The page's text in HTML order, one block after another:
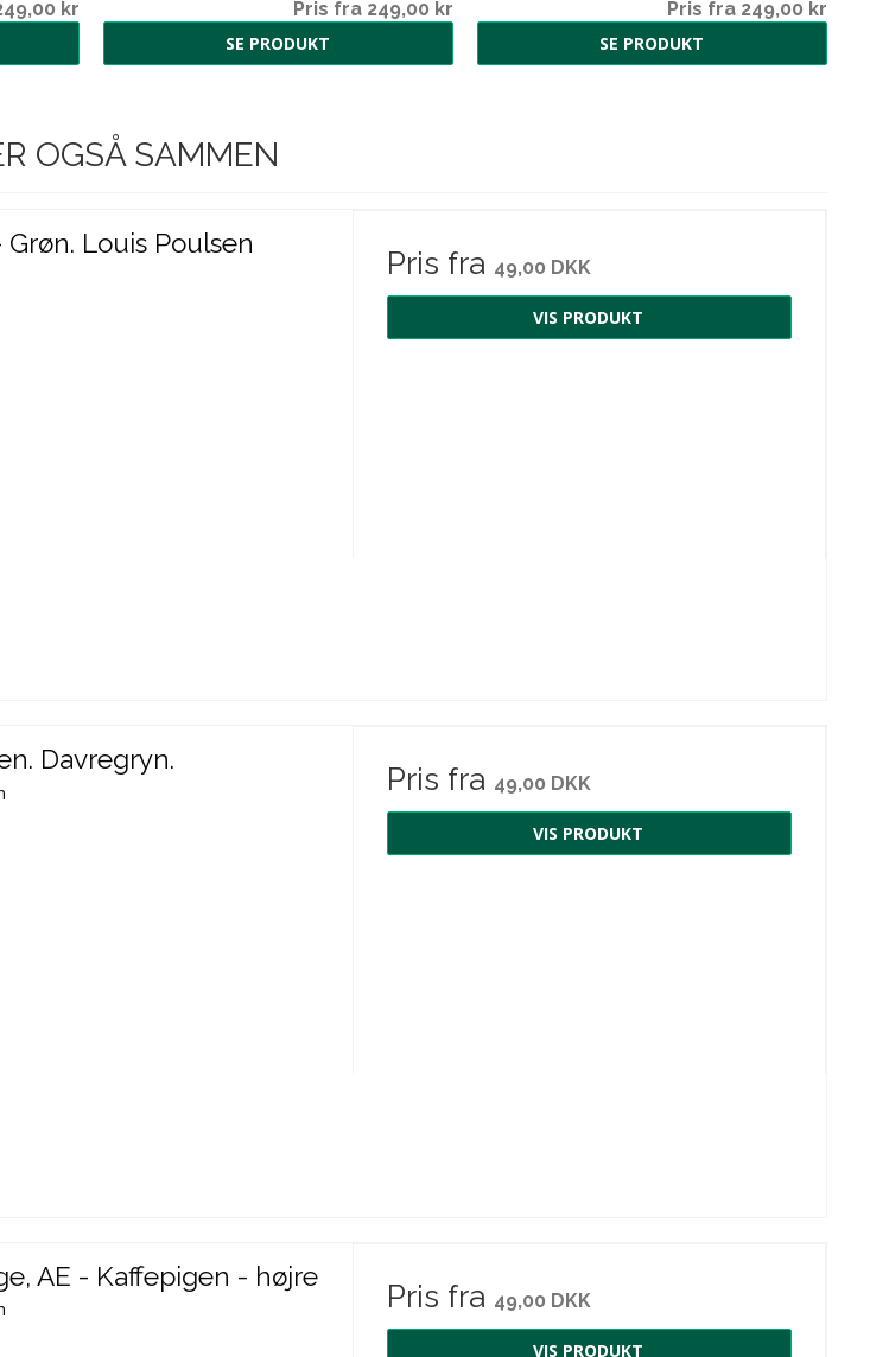
kr
Pris fra 249,00 kr
SE PRODUKT
Pris fra 249,00 kr
SE PRODUKT
OGSÅ SAMMEN
Louis Poulsen
Pris fra 49,00 DKK
VIS PRODUKT
Davregryn.
Pris fra 49,00 DKK
VIS PRODUKT
AE - Kaffepigen - højre
Pris fra 49,00 DKK
VIS PRODUKT